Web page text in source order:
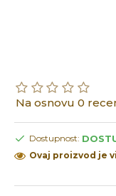
Na osnovu 0
Dostupnost:
Ovaj proizvod je